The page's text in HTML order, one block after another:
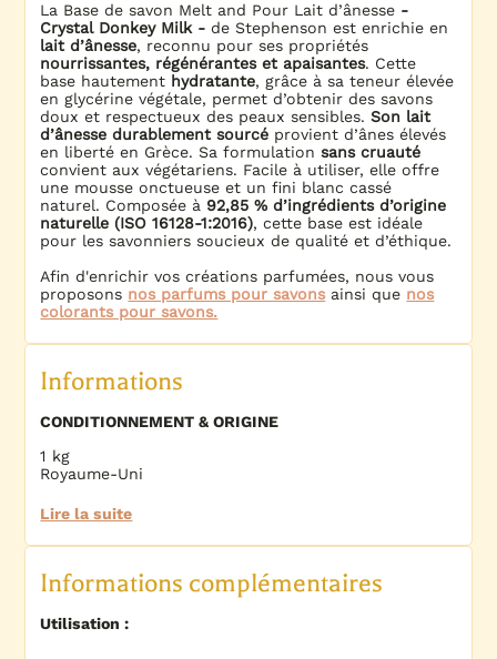
La Base de savon Melt and Pour Lait d’ânesse -
Crystal Donkey Milk - de Stephenson est enrichie en
lait d’ânesse, reconnu pour ses propriétés
nourrissantes, régénérantes et apaisantes. Cette
base hautement hydratante, grâce à sa teneur élevée
en glycérine végétale, permet d’obtenir des savons
doux et respectueux des peaux sensibles.Son lait
d’ânesse durablement sourcé provient d’ânes élevés
en liberté en Grèce. Sa formulationsans cruauté
convient aux végétariens. Facile à utiliser, elle offre
une mousse onctueuse et un fini blanc cassé
naturel. Composée à 92,85 % d’ingrédients d’origine
naturelle (ISO 16128-1:2016), cette base est idéale
pour les savonniers soucieux de qualité et d’éthique.
Afin d'enrichir vos créations parfumées, nous vous
proposons nos parfums pour savonsainsi que nos
colorants pour savons.
Informations
CONDITIONNEMENT & ORIGINE
1 kg
Royaume-Uni
Lire la suite
Informations complémentaires
Utilisation :